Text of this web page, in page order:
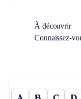
À découvrir
Connaissez-